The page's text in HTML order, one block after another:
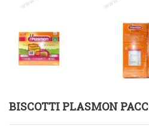
BISCOTTI PLASMON